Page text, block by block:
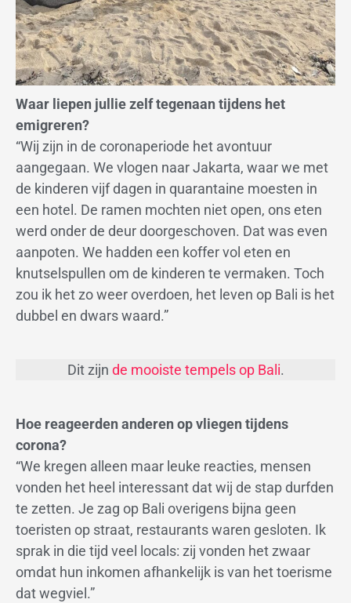
Waar liepen jullie zelf tegenaan tijdens het
emigreren?
“Wij zijn in de coronaperiode het avontuur
aangegaan. We vlogen naar Jakarta, waar we met
de kinderen vijf dagen in quarantaine moesten in
een hotel. De ramen mochten niet open, ons eten
werd onder de deur doorgeschoven. Dat was even
aanpoten. We hadden een koffer vol eten en
knutselspullen om de kinderen te vermaken. Toch
zou ik het zo weer overdoen, het leven op Bali is het
dubbel en dwars waard.”
Dit zijn de mooiste tempels op Bali.
Hoe reageerden anderen op vliegen tijdens
corona?
“We kregen alleen maar leuke reacties, mensen
vonden het heel interessant dat wij de stap durfden
te zetten. Je zag op Bali overigens bijna geen
toeristen op straat, restaurants waren gesloten. Ik
sprak in die tijd veel locals: zij vonden het zwaar
omdat hun inkomen afhankelijk is van het toerisme
dat wegviel.”